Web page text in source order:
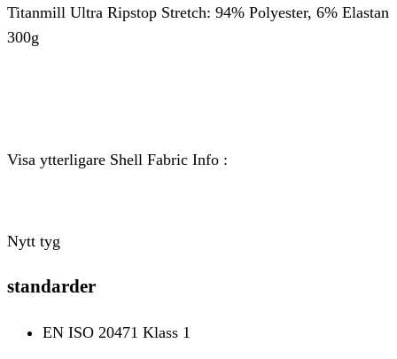
Titanmill Ultra Ripstop Stretch: 94% Polyester, 6% Elastan
300g
Visa ytterligare Shell Fabric Info :
Nytt tyg
standarder
EN ISO 20471 Klass 1